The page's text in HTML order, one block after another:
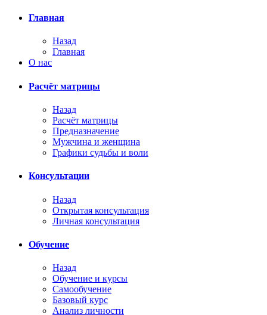
Главная
Назад
Главная
О нас
Расчёт матрицы
Назад
Расчёт матрицы
Предназначение
Мужчина и женщина
Графики судьбы и воли
Консультации
Назад
Открытая консультация
Личная консультация
Обучение
Назад
Обучение и курсы
Самообучение
Базовый курс
Анализ личности